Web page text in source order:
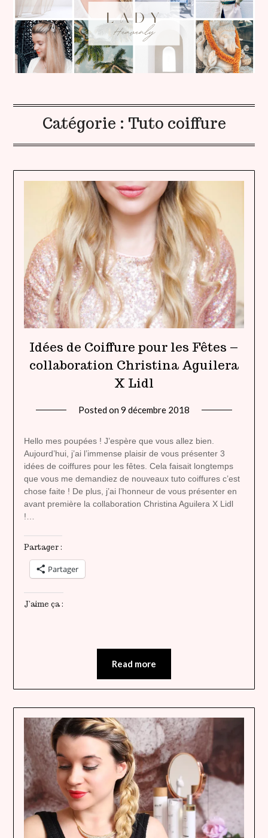
Catégorie : Tuto coiffure
Idées de Coiffure pour les Fêtes –
collaboration Christina Aguilera
X Lidl
Posted on9 décembre 2018
heavenly
Hello mes poupées ! J’espère que vous allez bien.
Aujourd’hui, j’ai l’immense plaisir de vous présenter 3
idées de coiffures pour les fêtes. Cela faisait longtemps
que vous me demandiez de nouveaux tuto coiffures c’est
chose faite ! De plus, j’ai l’honneur de vous présenter en
avant première la collaboration Christina Aguilera X Lidl
!…
Partager :
Partager
J’aime ça :
Read more